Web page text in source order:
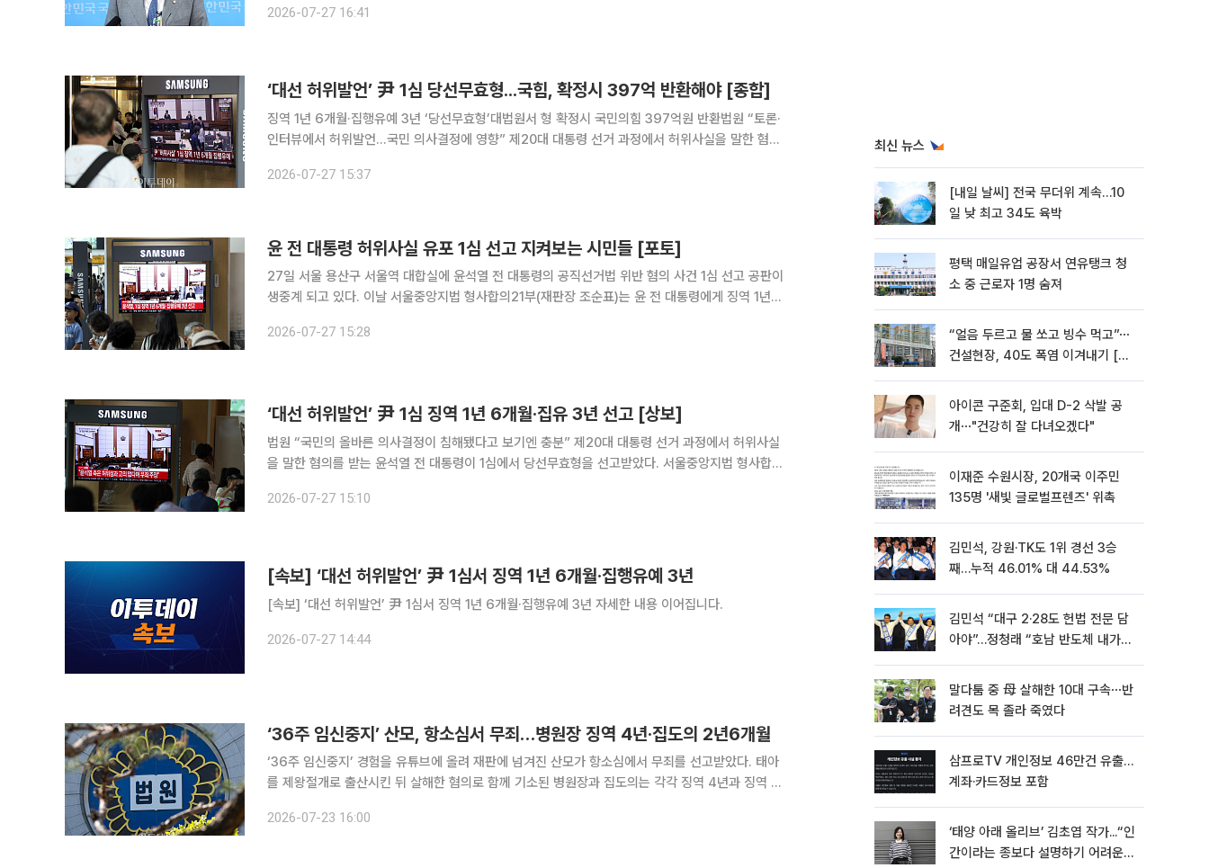
견장 브리핑을 통해 "즉각 국민께 사죄하고 혈세로 보전받은 397억
2026-07-27 16:41
‘대선 허위발언’ 尹 1심 당선무효형...국힘, 확정시 397억 반환해야 [종합]
징역 1년 6개월·집행유예 3년 ‘당선무효형’대법원서 형 확정시 국민의힘 397억원 반환법원 “토론·
인터뷰에서 허위발언...국민 의사결정에 영향” 제20대 대통령 선거 과정에서 허위사실을 말한 혐의
판결이 대법원에서 확정될 경우 국민의힘은 대선 때 보전받은
2026-07-27 15:37
윤 전 대통령 허위사실 유포 1심 선고 지켜보는 시민들 [포토]
27일 서울 용산구 서울역 대합실에 윤석열 전 대통령의 공직선거법 위반 혐의 사건 1심 선고 공판이
생중계 되고 있다. 이날 서울중앙지법 형사합의21부(재판장 조순표)는 윤 전 대통령에게 징역 1년6
적 없다"는 취지의 허위 발언을 한 혐의를 받는다. 1심
2026-07-27 15:28
‘대선 허위발언’ 尹 1심 징역 1년 6개월·집유 3년 선고 [상보]
법원 “국민의 올바른 의사결정이 침해됐다고 보기엔 충분” 제20대 대통령 선거 과정에서 허위사실
을 말한 혐의를 받는 윤석열 전 대통령이 1심에서 당선무효형을 선고받았다. 서울중앙지법 형사합의
2026-07-27 15:10
[속보] ‘대선 허위발언’ 尹 1심서 징역 1년 6개월·집행유예 3년
[속보] ‘대선 허위발언’ 尹 1심서 징역 1년 6개월·집행유예 3년 자세한 내용 이어집니다.
2026-07-27 14:44
‘36주 임신중지’ 산모, 항소심서 무죄…병원장 징역 4년·집도의 2년6개월
‘36주 임신중지’ 경험을 유튜브에 올려 재판에 넘겨진 산모가 항소심에서 무죄를 선고받았다. 태아
를 제왕절개로 출산시킨 뒤 살해한 혐의로 함께 기소된 병원장과 집도의는 각각 징역 4년과 징역 2
모 씨와 집도의 심모 씨, 산모 권모 씨의 항소심 선고공판을 열
2026-07-23 16:00
최신 뉴스
[내일 날씨] 전국 무더위 계속…10
일 낮 최고 34도 육박
평택 매일유업 공장서 연유탱크 청
소 중 근로자 1명 숨져
“얼음 두르고 물 쏘고 빙수 먹고”⋯
건설현장, 40도 폭염 이겨내기 [르
아이콘 구준회, 입대 D-2 삭발 공
개⋯"건강히 잘 다녀오겠다"
이재준 수원시장, 20개국 이주민
135명 '새빛 글로벌프렌즈' 위촉
김민석, 강원·TK도 1위 경선 3승
째…누적 46.01% 대 44.53%
김민석 “대구 2·28도 헌법 전문 담
아야”…정청래 “호남 반도체 내가
말다툼 중 母 살해한 10대 구속⋯반
려견도 목 졸라 죽였다
삼프로TV 개인정보 46만건 유출…
계좌·카드정보 포함
‘태양 아래 올리브’ 김초엽 작가...“인
간이라는 종보다 설명하기 어려운